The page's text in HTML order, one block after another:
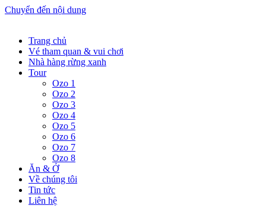
Chuyển đến nội dung
Trang chủ
Vé tham quan & vui chơi
Nhà hàng rừng xanh
Tour
Ozo 1
Ozo 2
Ozo 3
Ozo 4
Ozo 5
Ozo 6
Ozo 7
Ozo 8
Ăn & Ở
Về chúng tôi
Tin tức
Liên hệ